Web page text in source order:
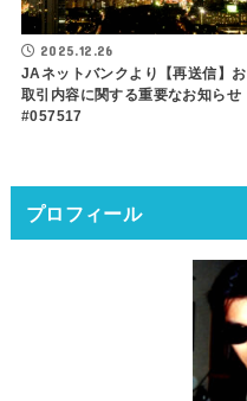
2025.12.26
JAネットバンクより【再送信】お
取引内容に関する重要なお知らせ
#057517
プロフィール